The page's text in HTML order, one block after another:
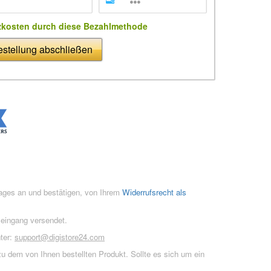
durch diese Bezahlmethode
abschließen
an und bestätigen, von Ihrem Widerrufsrecht als
versendet.
support@digistore24.com
dem von Ihnen bestellten Produkt. Sollte es sich um ein